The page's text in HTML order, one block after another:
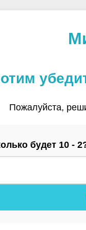
Пожалуйста,
будет 10 -